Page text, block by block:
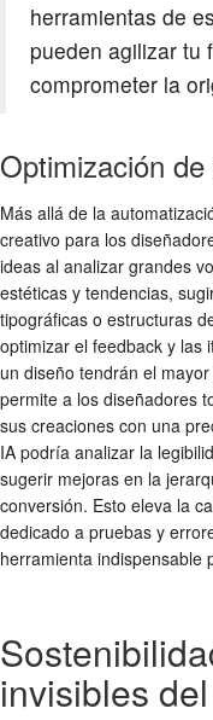
herramientas de
pueden agilizar tu
comprometer la
Optimización
Más allá de la
creativo para los
ideas al analizar grandes
estéticas y tendencias,
tipográficas o estructuras
optimizar el feedback y las
un diseño tendrán el
permite a los diseñadores
sus creaciones con una
IA podría analizar la
sugerir mejoras en la
conversión. Esto eleva la
dedicado a pruebas y
herramienta indispensable
invisibles